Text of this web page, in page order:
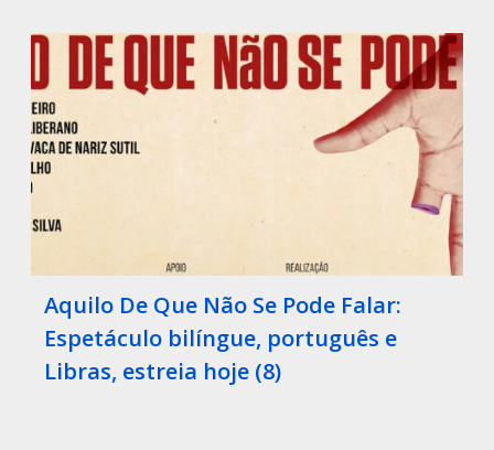
Aquilo De Que Não Se Pode Falar:
Espetáculo bilíngue, português e
Libras, estreia hoje (8)